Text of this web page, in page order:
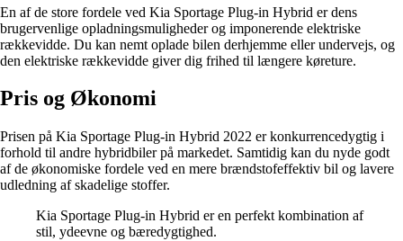
En af de store fordele ved Kia Sportage Plug-in Hybrid er dens
brugervenlige opladningsmuligheder og imponerende elektriske
rækkevidde. Du kan nemt oplade bilen derhjemme eller undervejs, og
den elektriske rækkevidde giver dig frihed til længere køreture.
Pris og Økonomi
Prisen på Kia Sportage Plug-in Hybrid 2022 er konkurrencedygtig i
forhold til andre hybridbiler på markedet. Samtidig kan du nyde godt
af de økonomiske fordele ved en mere brændstofeffektiv bil og lavere
udledning af skadelige stoffer.
Kia Sportage Plug-in Hybrid er en perfekt kombination af
stil, ydeevne og bæredygtighed.